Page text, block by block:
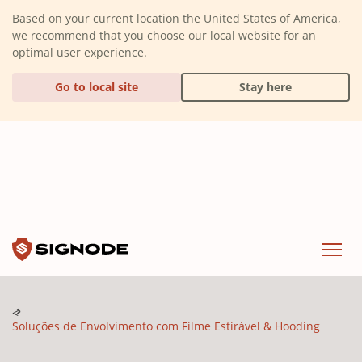
Based on your current location the United States of America,
we recommend that you choose our local website for an
optimal user experience.
Go to local site Stay here
Soluções de Envolvimento com Filme Estirável & Hooding